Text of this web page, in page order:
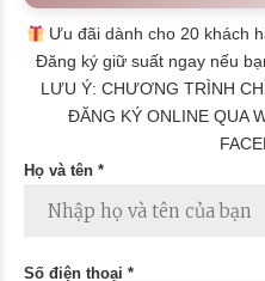
Ưu đãi dành cho 20 khách
Đăng ký giữ suất ngay nếu
LƯU Ý: CHƯƠNG TRÌNH
ĐĂNG KÝ ONLINE QUA
Họ và tên *
Số điện thoại *